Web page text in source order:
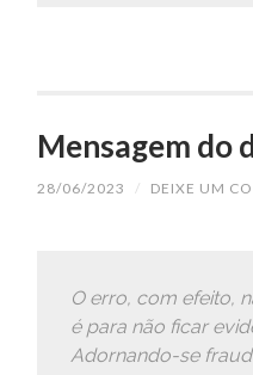
Mensagem do
28/06/2023 / DEIXE UM
O erro, com efeito,
é para não ficar
Adornando-se